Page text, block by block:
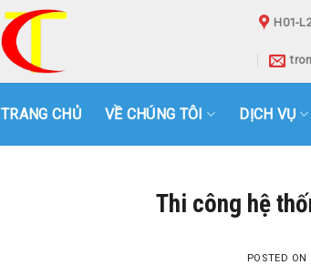
H01-
TRANG CHỦ VỀ CHÚNG TÔI DỊCH VỤ
Thi công hệ
POSTED ON